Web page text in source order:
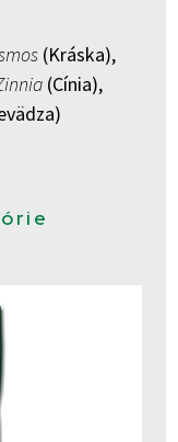
(Kráska),
(Cínia),